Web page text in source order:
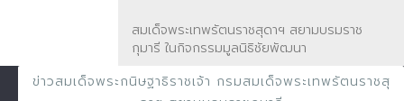
สมเด็จพระเทพรัตนราชสุดาฯ สยามบรมราช
กุมารี ในกิจกรรมมูลนิธิชัยพัฒนา
ข่าวสมเด็จพระกนิษฐาธิราชเจ้า กรมสมเด็จพระเทพรัตนราชสุ